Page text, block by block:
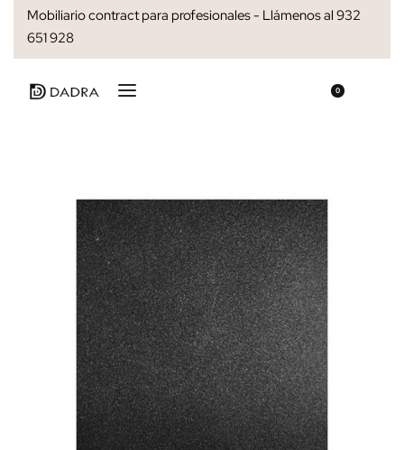
Mobiliario contract para profesionales - Llámenos al 932
651 928
0